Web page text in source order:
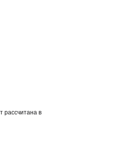
рассчитана в